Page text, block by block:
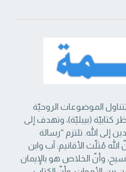
الموضوعات الروحيّة
كتابيّة (بيبليّة)، وتهدف إلى
إلى الله. تلتزم “رسالة
الله مُثلّث الأقانيم: آب وابن
وأنّ الخلاص هو بالإيمان